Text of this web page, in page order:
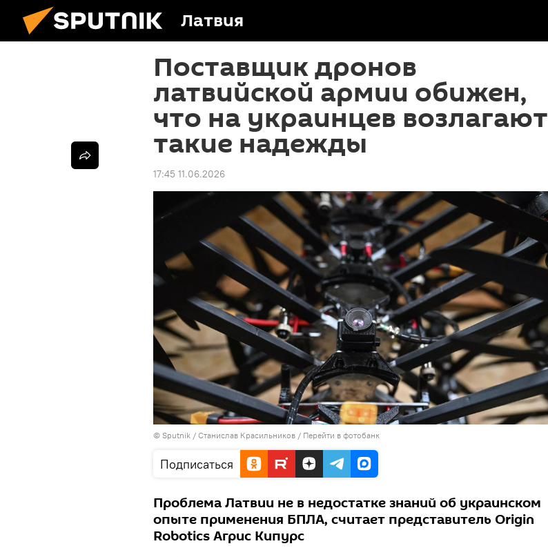
Латвия
Поставщик дронов
латвийской армии обижен,
что на украинцев возлагают
такие надежды
17:45 11.06.2026
© Sputnik / Станислав Красильников / Перейти в фотобанк
Подписаться
Проблема Латвии не в недостатке знаний об украинском
опыте применения БПЛА, считает представитель Origin
Robotics Агрис Кипурс